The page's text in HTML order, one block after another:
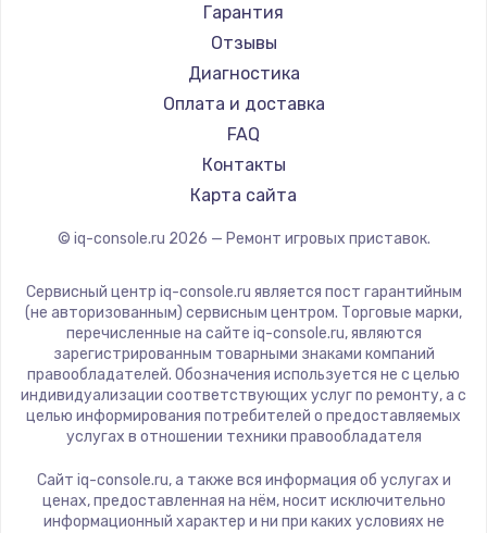
Заказать
Замена регулятора режимов конфорки
900 руб.
Заказать
Замена сенсорного датчика
1300 руб.
Замена сигнальной лампы
1200 руб.
Заказать
Замена системной платы
Заказать
Гарантия
Отзывы
Диагностика
Оплата и доставка
FAQ
Контакты
Карта сайта
© iq-console.ru 2026 — Ремонт игровых приставок.
Сервисный центр iq-console.ru является пост гарантийным
(не авторизованным) сервисным центром. Торговые марки,
перечисленные на сайте iq-console.ru, являются
зарегистрированным товарными знаками компаний
правообладателей. Обозначения используется не с целью
индивидуализации соответствующих услуг по ремонту, а с
целью информирования потребителей о предоставляемых
услугах в отношении техники правообладателя
Сайт iq-console.ru, а также вся информация об услугах и
ценах, предоставленная на нём, носит исключительно
информационный характер и ни при каких условиях не